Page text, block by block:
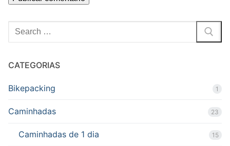
Pesquisar
por:
CATEGORIAS
Bikepacking 1
Caminhadas 23
Caminhadas de 1 dia 15